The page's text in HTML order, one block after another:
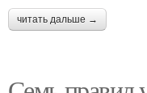
читать дальше →